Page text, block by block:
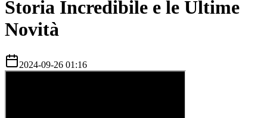
Storia Incredibile e le Ultime
Novità
2024-09-26 01:16